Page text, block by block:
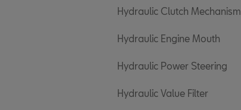
Hydraulic Clutch Mechanism
Hydraulic Engine Mouth
Hydraulic Power Steering
Hydraulic Value Filter